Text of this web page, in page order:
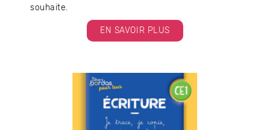
souhaite.
EN SAVOIR PLUS